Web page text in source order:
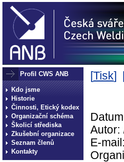
Profil CWS ANB
Kdo jsme
Historie
Činnosti, Etický kodex
Organizační schéma
Školicí střediska
Zkušební organizace
Seznam členů
Kontakty
[Tisk]
Autor:
E-mail: